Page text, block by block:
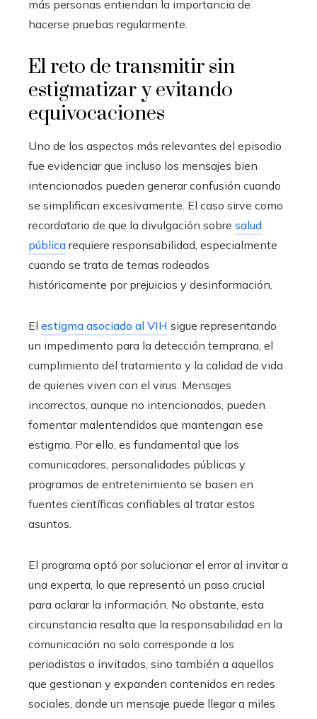
más personas entiendan la importancia de
hacerse pruebas regularmente.
El reto de transmitir sin
estigmatizar y evitando
equivocaciones
Uno de los aspectos más relevantes del episodio
fue evidenciar que incluso los mensajes bien
intencionados pueden generar confusión cuando
se simplifican excesivamente. El caso sirve como
recordatorio de que la divulgación sobre salud
pública requiere responsabilidad, especialmente
cuando se trata de temas rodeados
históricamente por prejuicios y desinformación.
El estigma asociado al VIH sigue representando
un impedimento para la detección temprana, el
cumplimiento del tratamiento y la calidad de vida
de quienes viven con el virus. Mensajes
incorrectos, aunque no intencionados, pueden
fomentar malentendidos que mantengan ese
estigma. Por ello, es fundamental que los
comunicadores, personalidades públicas y
programas de entretenimiento se basen en
fuentes científicas confiables al tratar estos
asuntos.
El programa optó por solucionar el error al invitar a
una experta, lo que representó un paso crucial
para aclarar la información. No obstante, esta
circunstancia resalta que la responsabilidad en la
comunicación no solo corresponde a los
periodistas o invitados, sino también a aquellos
que gestionan y expanden contenidos en redes
sociales, donde un mensaje puede llegar a miles